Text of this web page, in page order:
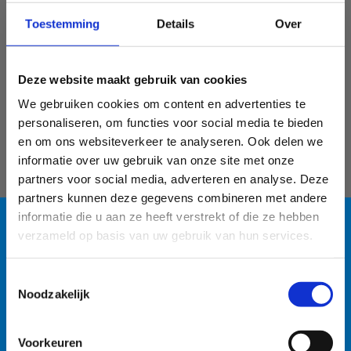
Toestemming Details Over
Deze website maakt gebruik van cookies
We gebruiken cookies om content en advertenties te
personaliseren, om functies voor social media te bieden
en om ons websiteverkeer te analyseren. Ook delen we
informatie over uw gebruik van onze site met onze
partners voor social media, adverteren en analyse. Deze
partners kunnen deze gegevens combineren met andere
informatie die u aan ze heeft verstrekt of die ze hebben
verzameld op basis van uw gebruik van hun services.
Noodzakelijk
Voorkeuren
watersportbaan
🚫 Helaas is er blauwalg vastgesteld in onze
Heel wat fietsmogelijkheden
Ons centrum is een mooie uitvalsbasis voor
prachtige fietstochten doorheen de natuur van het
Rivierenland. Fiets langs dijken, door velden of
langs rustige dorpen zoals Klein-Willebroek en
mooie steden zoals Mechelen. Er is voor ieder wat
wils.
Duvelroute
(52 km) of
Heb je het liever wat avontuurlijker? Door ons